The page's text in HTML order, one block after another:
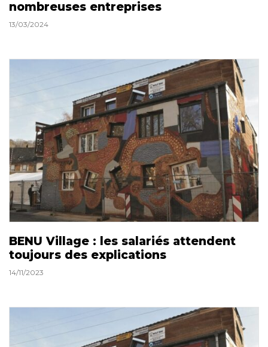
nombreuses entreprises
13/03/2024
BENU Village : les salariés attendent
toujours des explications
14/11/2023